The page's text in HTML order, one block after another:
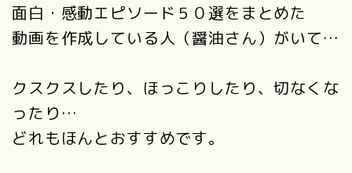
面白・感動エピソード５０選をまとめた
動画を作成している人（醤油さん）がいて…
クスクスしたり、ほっこりしたり、切なくな
ったり…
どれもほんとおすすめです。